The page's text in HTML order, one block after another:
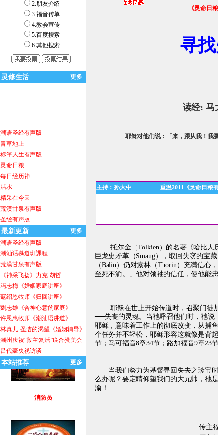
2.朋友介绍
3.福音传单
4.教会宣传
5.百度搜索
6.其他搜索
灵修生活 更多
潮语圣经有声版
青草地上
标竿人生有声版
灵命日粮
每日经历神
活水
精采在今天
荒漠甘泉有声版
圣经有声版
最新更新
更多
潮语圣经有声版
潮汕话慕道班課程
荒漠甘泉有声版
《神采飞扬》力克·胡哲
冯志梅《婚姻家庭讲座》
寇绍恩牧师《归回讲座》
劉志雄《合神心意的家庭》
许恩惠牧师《潮汕语讲道》
林真儿-圣洁的渴望《婚姻辅导》
潮州庆祝“救主复活”联合赞美会
吕代豪央视访谈
本站推荐 更多
力克．胡哲
盼望
《灵命日
寻
读经: 马
耶稣对他们说：「来，跟从我！我
主持：孙大中 重温2011《灵命日粮
托尔金（Tolkien）的名著《哈比人历
巨龙史矛革（Smaug），取回失窃的宝
（Balin）仍对索林（Thorin）充满信心
至死不渝。」他对领袖的信任，使他能
耶稣在世上开始传道时，召聚门徒
──失丧的灵魂。当祂呼召他们时，祂说
耶稣，意味着工作上的彻底改变，从捕
个任务并不轻松，耶稣形容这就像是背
节；马可福音8章34节；路加福音9章23节
当我们努力为基督寻回失去之珍宝
么办呢？要定睛仰望我们的大元帅，祂
渝！
传主